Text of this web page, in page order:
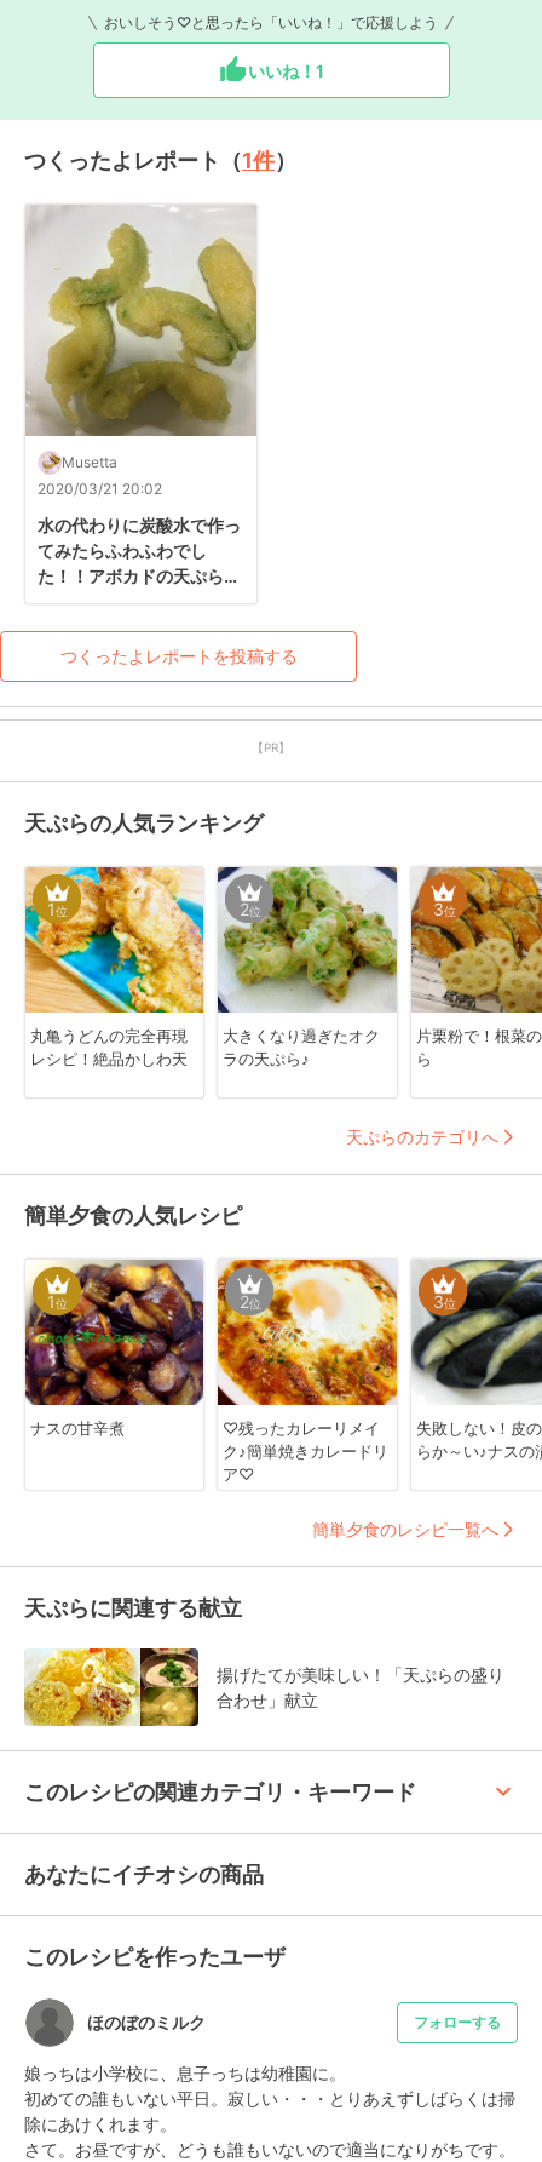
おいしそう♡と思ったら「いいね！」で応援しよう
いいね！ 1
つくったよレポート（1件）
Musetta
2020/03/21 20:02
水の代わりに炭酸水で作っ
てみたらふわふわでし
た！！アボカドの天ぷらっ
味しいとは…(^.^)
つくったよレポートを投稿する
【PR】
天ぷらの人気ランキング
1位
丸亀うどんの完全再現
レシピ！絶品かしわ天
2位
大きくなり過ぎたオク
ラの天ぷら♪
3位
片栗粉で！根菜
ら
天ぷらのカテゴリへ
簡単夕食の人気レシピ
1位
ナスの甘辛煮
2位
♡残ったカレーリメイ
ク♪簡単焼きカレードリ
ア♡
3位
失敗しない！皮
らか～い♪ナスの
簡単夕食のレシピ一覧へ
天ぷらに関連する献立
揚げたてが美味しい！「天ぷらの盛り
合わせ」献立
このレシピの関連カテゴリ・キーワード keyboard_arrow_up
あなたにイチオシの商品
このレシピを作ったユーザ
ほのぼのミルク フォローする
娘っちは小学校に、息子っちは幼稚園に。
初めての誰もいない平日。寂しい・・・とりあえずしばらくは掃
除にあけくれます。
さて。お昼ですが、どうも誰もいないので適当になりがちです。